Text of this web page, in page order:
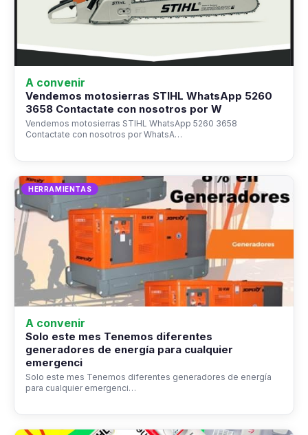
A convenir
Vendemos motosierras STIHL WhatsApp 5260
3658 Contactate con nosotros por W
Vendemos motosierras STIHL WhatsApp 5260 3658
Contactate con nosotros por WhatsA…
HERRAMIENTAS
A convenir
Solo este mes Tenemos diferentes
generadores de energía para cualquier
emergenci
Solo este mes Tenemos diferentes generadores de energía
para cualquier emergenci…